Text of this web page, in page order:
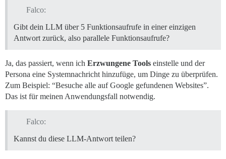
Falco:
Gibt dein LLM über 5 Funktionsaufrufe in einer einzigen
Antwort zurück, also parallele Funktionsaufrufe?
Ja, das passiert, wenn ich Erzwungene Tools einstelle und der
Persona eine Systemnachricht hinzufüge, um Dinge zu überprüfen.
Zum Beispiel: “Besuche alle auf Google gefundenen Websites”.
Das ist für meinen Anwendungsfall notwendig.
Falco:
Kannst du diese LLM-Antwort teilen?